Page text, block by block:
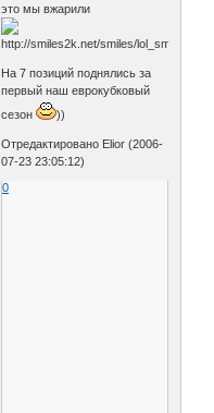
это мы вжарили
На 7 позиций поднялись за
первый наш еврокубковый
сезон
))
Отредактировано Elior (2006-
07-23 23:05:12)
0